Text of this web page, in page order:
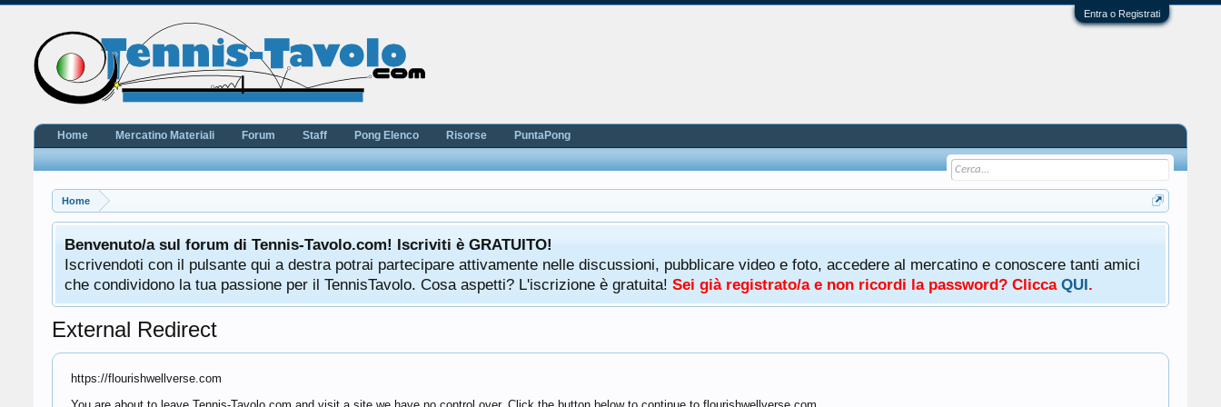
Entra o Registrati
Home
Benvenuto/a sul forum di Tennis-Tavolo.com! Iscriviti è GRATUITO!
Iscrivendoti con il pulsante qui a destra potrai partecipare attivamente nelle discussioni, pubblicare video e foto, accedere al mercatino e conoscere tanti amici
che condividono la tua passione per il TennisTavolo. Cosa aspetti? L'iscrizione è gratuita! Sei già registrato/a e non ricordi la password? Clicca QUI.
External Redirect
https://flourishwellverse.com
Home Mercatino Materiali Forum Staff Pong Elenco Risorse PuntaPong